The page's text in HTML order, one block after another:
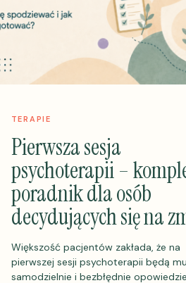
TERAPIE
Pierwsza sesja
psychoterapii –
poradnik dla osób
decydujących się na
Większość pacjentów zakłada, że na
pierwszej sesji psychoterapii będą
samodzielnie i bezbłędnie